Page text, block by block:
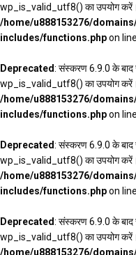
wp_is_valid_utf8() का उपयोग
/home/u888153276/
includes/functions.phpon line
Deprecated: संस्करण 6.9.0 के
wp_is_valid_utf8() का उपयोग
/home/u888153276/
includes/functions.phpon line
Deprecated: संस्करण 6.9.0 के
wp_is_valid_utf8() का उपयोग
/home/u888153276/
includes/functions.phpon line
Deprecated: संस्करण 6.9.0 के
wp_is_valid_utf8() का उपयोग
/home/u888153276/